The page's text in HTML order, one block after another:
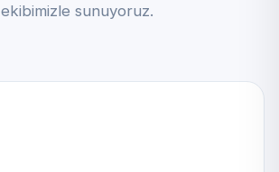
ekibimizle sunuyoruz.